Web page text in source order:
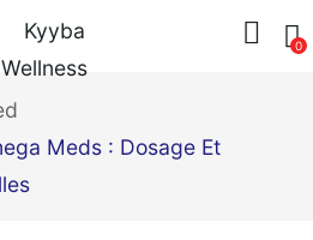
0
Meds : Dosage Et